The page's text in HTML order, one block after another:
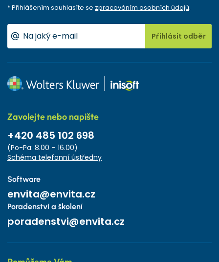
* Přihlášením souhlasíte se zpracováním osobních údajů.
Přihlásit odběr
Zavolejte nebo napište
+420 485 102 698
(Po-Pa: 8.00 – 16.00)
Schéma telefonní ústředny
Software
envita@envita.cz
Poradenství a školení
poradenstvi@envita.cz